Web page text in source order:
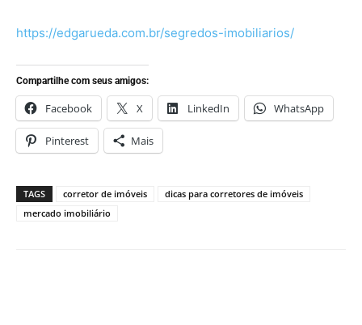
https://edgarueda.com.br/segredos-imobiliarios/
Compartilhe com seus amigos:
Facebook X LinkedIn WhatsApp
Pinterest Mais
TAGS corretor de imóveis
dicas para corretores de imóveis
mercado imobiliário